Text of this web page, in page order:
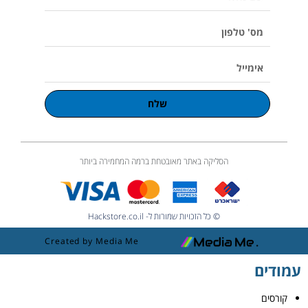
m
שלח
הסליקה באתר מאובטחת ברמה המחמירה ביותר
© כל הזכויות שמורות ל- Hackstore.co.il
Created by Media Me
עמודים
קורסים